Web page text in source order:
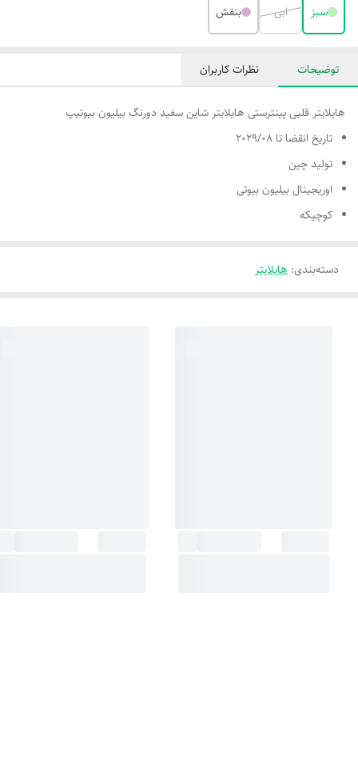
سبز ابی بنفش
توضیحات نظرات کاربران
هایلایتر قلبی پینترستی هایلایتر شاین سفید دورنگ بیلیون بیوتیپ
تاریخ انقضا تا 2029/08
تولید چین
اوریجینال بیلیون بیوتی
کوچیکه
دسته‌بندی: هایلایتر